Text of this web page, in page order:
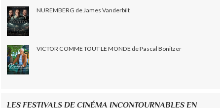
NUREMBERG de James Vanderbilt
VICTOR COMME TOUT LE MONDE de Pascal Bonitzer
LES FESTIVALS DE CINÉMA INCONTOURNABLES EN